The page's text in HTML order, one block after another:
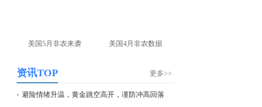
徐文婷：
时指导， 关注老师财经号主页：
http://mp.cnfol.com/user/58676
美国5月非农来袭 美国4月非农数据
更多>>
资讯TOP
避险情绪升温，黄金跳空高开，谨防冲高回落